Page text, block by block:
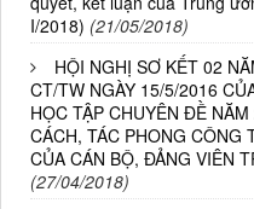
I/2018) (21/05/2018)
HỘI NGHỊ SƠ KẾT 02
CT/TW NGÀY 15/5/2016
HỌC TẬP CHUYÊN ĐỀ
CÁCH, TÁC PHONG CÔNG
CỦA CÁN BỘ, ĐẢNG VIÊN
(27/04/2018)